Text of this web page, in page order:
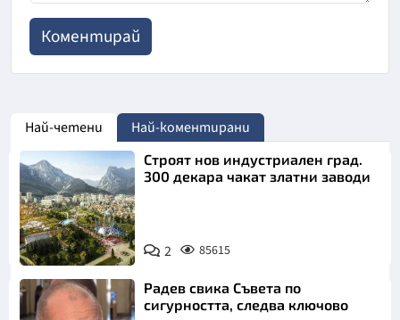
Най-четени Най-коментирани
Строят нов индустриален град.
300 декара чакат златни заводи
2 85615
Радев свика Съвета по
сигурността, следва ключово